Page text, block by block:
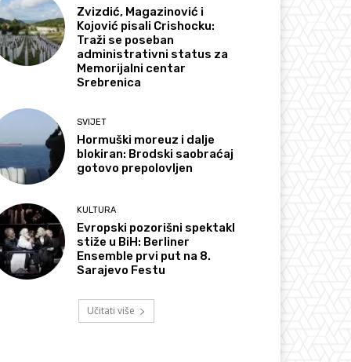
Zvizdić, Magazinović i
Kojović pisali Crishocku:
Traži se poseban
administrativni status za
Memorijalni centar
Srebrenica
SVIJET
Hormuški moreuz i dalje
blokiran: Brodski saobraćaj
gotovo prepolovljen
KULTURA
Evropski pozorišni spektakl
stiže u BiH: Berliner
Ensemble prvi put na 8.
Sarajevo Festu
Učitati više